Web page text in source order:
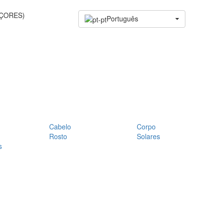
Português
Cabelo
Corpo
Rosto
Solares